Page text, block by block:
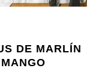
DE MARLÍN